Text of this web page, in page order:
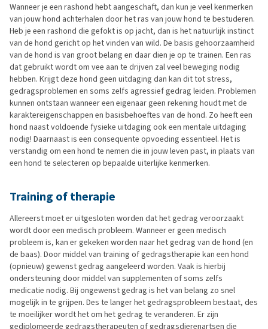
Wanneer je een rashond hebt aangeschaft, dan kun je veel kenmerken
van jouw hond achterhalen door het ras van jouw hond te bestuderen.
Heb je een rashond die gefokt is op jacht, dan is het natuurlijk instinct
van de hond gericht op het vinden van wild. De basis gehoorzaamheid
van de hond is van groot belang en daar dien je op te trainen. Een ras
dat gebruikt wordt om vee aan te drijven zal veel beweging nodig
hebben. Krijgt deze hond geen uitdaging dan kan dit tot stress,
gedragsproblemen en soms zelfs agressief gedrag leiden. Problemen
kunnen ontstaan wanneer een eigenaar geen rekening houdt met de
karaktereigenschappen en basisbehoeftes van de hond. Zo heeft een
hond naast voldoende fysieke uitdaging ook een mentale uitdaging
nodig! Daarnaast is een consequente opvoeding essentieel. Het is
verstandig om een hond te nemen die in jouw leven past, in plaats van
een hond te selecteren op bepaalde uiterlijke kenmerken.
Training of therapie
Allereerst moet er uitgesloten worden dat het gedrag veroorzaakt
wordt door een medisch probleem. Wanneer er geen medisch
probleem is, kan er gekeken worden naar het gedrag van de hond (en
de baas). Door middel van training of gedragstherapie kan een hond
(opnieuw) gewenst gedrag aangeleerd worden. Vaak is hierbij
ondersteuning door middel van supplementen of soms zelfs
medicatie nodig. Bij ongewenst gedrag is het van belang zo snel
mogelijk in te grijpen. Des te langer het gedragsprobleem bestaat, des
te moeilijker wordt het om het gedrag te veranderen. Er zijn
gediplomeerde gedragstherapeuten of gedragsdierenartsen die